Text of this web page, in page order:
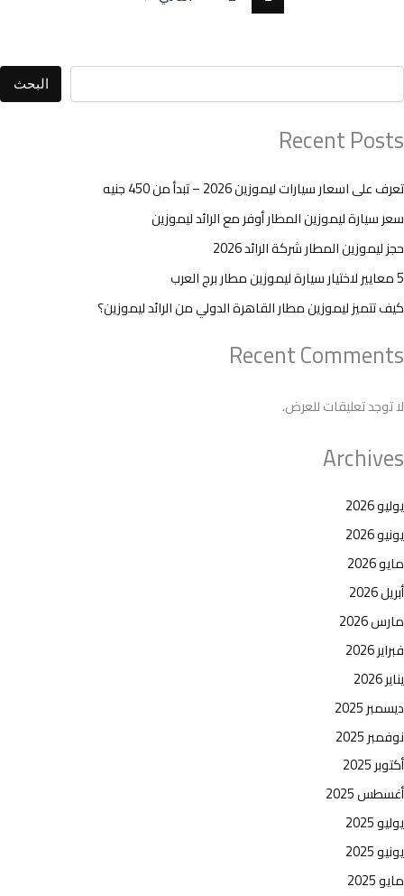
البحث
Recent Posts
تعرف على اسعار سيارات ليموزين 2026 – تبدأ من 450 جنيه
سعر سيارة ليموزين المطار أوفر مع الرائد ليموزين
حجز ليموزين المطار شركة الرائد 2026
5 معايير لاختيار سيارة ليموزين مطار برج العرب
كيف تتميز ليموزين مطار القاهرة الدولي من الرائد ليموزين؟
Recent Comments
لا توجد تعليقات للعرض.
Archives
يوليو 2026
يونيو 2026
مايو 2026
أبريل 2026
مارس 2026
فبراير 2026
يناير 2026
ديسمبر 2025
نوفمبر 2025
أكتوبر 2025
أغسطس 2025
يوليو 2025
يونيو 2025
مايو 2025